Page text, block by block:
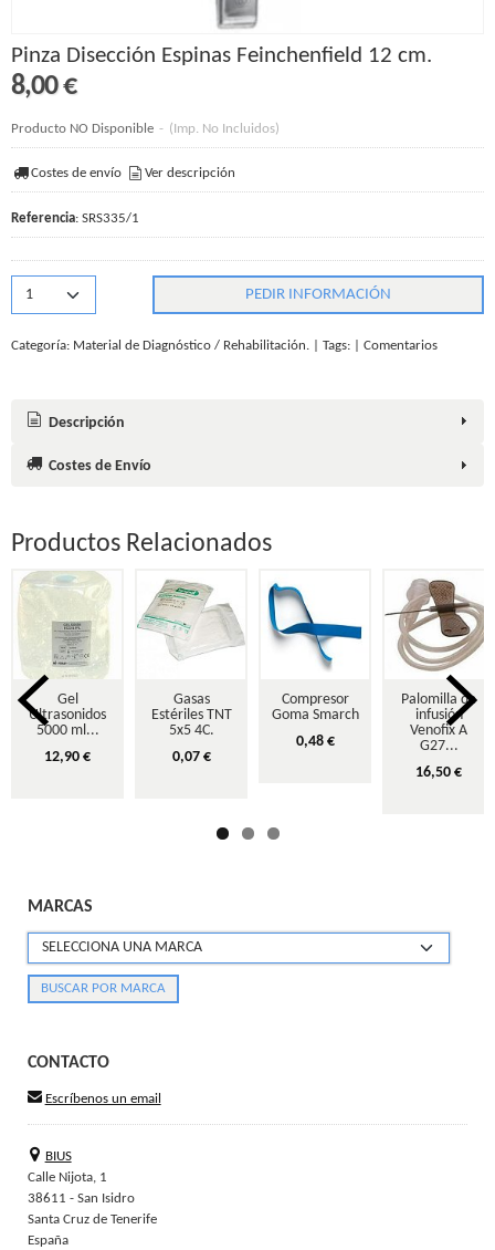
MARCAS
CONTACTO
Escríbenos un email
BIUS
Calle Nijota, 1
38611 - San Isidro
Santa Cruz de Tenerife
España
Pinza Disección Espinas Feinchenfield 12 cm.
8,00 €
Producto NO Disponible - (Imp. No Incluidos)
Costes de envío Ver descripción
Referencia: SRS335/1
PEDIR INFORMACIÓN
Categoría: Material de Diagnóstico / Rehabilitación. Tags: Comentarios
Descripción
Costes de Envío
Productos Relacionados
Gel
Ultrasonidos
5000 ml...
12,90 €
Gasas
Estériles TNT
5x5 4C.
0,07 €
Compresor
Goma Smarch
0,48 €
Palomilla de
infusión
Venofix A
G27...
16,50 €